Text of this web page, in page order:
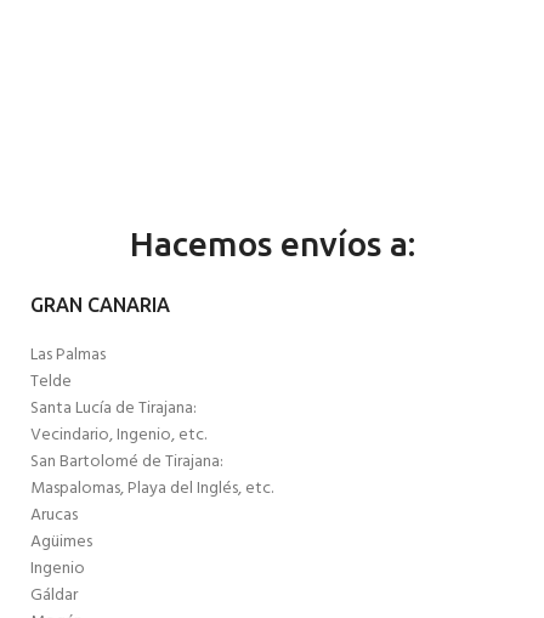
Hacemos envíos a:
GRAN CANARIA
Las Palmas
Telde
Santa Lucía de Tirajana:
Vecindario, Ingenio, etc.
San Bartolomé de Tirajana:
Maspalomas, Playa del Inglés, etc.
Arucas
Agüimes
Ingenio
Gáldar